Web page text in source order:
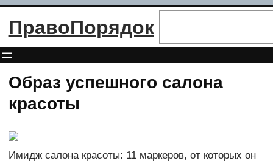
Перейти
ПравоПорядок
Образ успешного салона
красоты
Имидж салона красоты: 11 маркеров, от которых он